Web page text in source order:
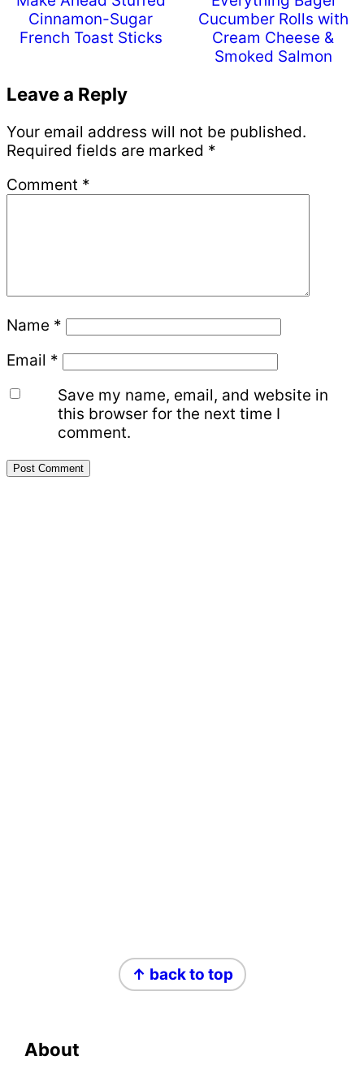
Cinnamon-Sugar
French Toast Sticks
Cucumber Rolls with
Cream Cheese &
Smoked Salmon
Reader
Interactions
Leave a Reply
Your email address will not be published.
Required fields are marked *
Comment *
Name *
Email *
Save my name, email, and website in
this browser for the next time I
comment.
↑ back to top
About